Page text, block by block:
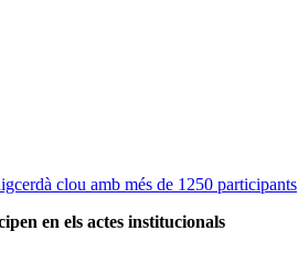
clou amb més de 1250 participants
en els actes institucionals